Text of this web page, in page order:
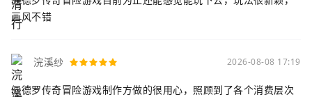
画风不错
浣溪纱 2026-08-08 17:19
佩德罗传奇冒险游戏制作方做的很用心，照顾到了各个消费层次